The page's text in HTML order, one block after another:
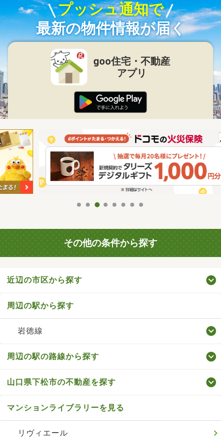
プッシュ通知で
最新の物件情報が届く
goo住宅・不動産
アプリ
その他の条件から探す
近辺の市区から探す
周辺の駅から探す
岩徳線
周辺の駅の路線から探す
山口県下松市の不動産を探す
マンションライブラリーを見る
リヴィエール